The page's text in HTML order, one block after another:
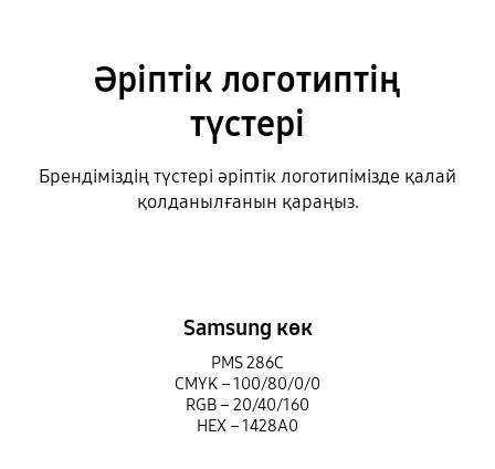
Әріптік логотиптің
түстері
Брендіміздің түстері әріптік логотипімізде қалай
қолданылғанын қараңыз.
Samsung көк
PMS 286C
CMYK – 100/80/0/0
RGB – 20/40/160
HEX – 1428A0